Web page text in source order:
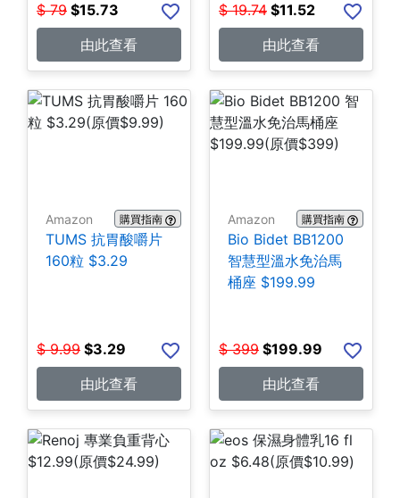
$ 79 $15.73
由此查看
$ 19.74 $11.52
由此查看
Amazon 購買指南
TUMS 抗胃酸嚼片
160粒 $3.29
$ 9.99 $3.29
由此查看
Amazon 購買指南
Bio Bidet BB1200
智慧型溫水免治馬
桶座 $199.99
$ 399 $199.99
由此查看